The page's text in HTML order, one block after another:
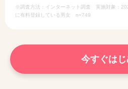
※調査方法：インターネット調査 実施対象：
に有料登録している男女 n=749
今すぐは